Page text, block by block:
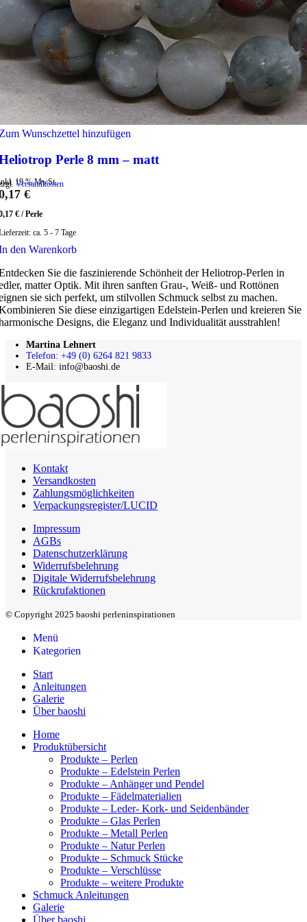
Wunschzettel hinzufügen
Perle 8 mm – matt
19 % MwSt.
Versandkosten
€
€ /Perle
ca. 5 - 7 Tage
den Warenkorb
Sie die faszinierende Schönheit der Heliotrop-Perlen in
matter Optik. Mit ihren sanften Grau-, Weiß- und Rottönen
sie sich perfekt, um stilvollen Schmuck selbst zu machen.
Sie diese einzigartigen Edelstein-Perlen und kreieren Sie
Designs, die Eleganz und Individualität ausstrahlen!
Martina Lehnert
Telefon: +49 (0) 6264 821 9833
E-Mail: info@baoshi.de
Kontakt
Versandkosten
Zahlungsmöglichkeiten
Verpackungsregister/LUCID
Impressum
AGBs
Datenschutzerklärung
Widerrufsbelehrung
Digitale Widerrufsbelehrung
Rückrufaktionen
© Copyright 2025 baoshi perleninspirationen
Menü
Kategorien
Start
Anleitungen
Galerie
Über baoshi
Home
Produktübersicht
Produkte – Perlen
Produkte – Edelstein Perlen
Produkte – Anhänger und Pendel
Produkte – Fädelmaterialien
Produkte – Leder- Kork- und Seidenbänder
Produkte – Glas Perlen
Produkte – Metall Perlen
Produkte – Natur Perlen
Produkte – Schmuck Stücke
Produkte – Verschlüsse
Produkte – weitere Produkte
Schmuck Anleitungen
Galerie
Über baoshi